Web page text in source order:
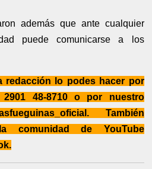
además que ante cualquier
puede comunicarse a los
redacción lo podes hacer por
48-8710 o por nuestro
También
comunidad de YouTube